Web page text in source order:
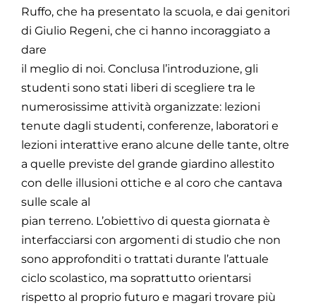
Ruffo, che ha presentato la scuola, e dai genitori
di Giulio Regeni, che ci hanno incoraggiato a
dare
il meglio di noi. Conclusa l’introduzione, gli
studenti sono stati liberi di scegliere tra le
numerosissime attività organizzate: lezioni
tenute dagli studenti, conferenze, laboratori e
lezioni interattive erano alcune delle tante, oltre
a quelle previste del grande giardino allestito
con delle illusioni ottiche e al coro che cantava
sulle scale al
pian terreno. L’obiettivo di questa giornata è
interfacciarsi con argomenti di studio che non
sono approfonditi o trattati durante l’attuale
ciclo scolastico, ma soprattutto orientarsi
rispetto al proprio futuro e magari trovare più